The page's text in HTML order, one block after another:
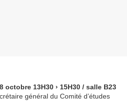
13H30 › 15H30 / salle B23
général du Comité d’études